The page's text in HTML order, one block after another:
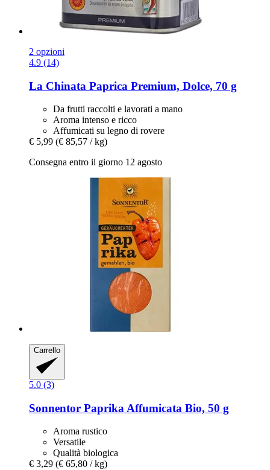
2 opzioni
4.9 (14)
La Chinata Paprica Premium, Dolce, 70 g
Da frutti raccolti e lavorati a mano
Aroma intenso e ricco
Affumicati su legno di rovere
€ 5,99 (€ 85,57 / kg)
Consegna entro il giorno 12 agosto
Carrello
5.0 (3)
Sonnentor Paprika Affumicata Bio, 50 g
Aroma rustico
Versatile
Qualità biologica
€ 3,29 (€ 65,80 / kg)